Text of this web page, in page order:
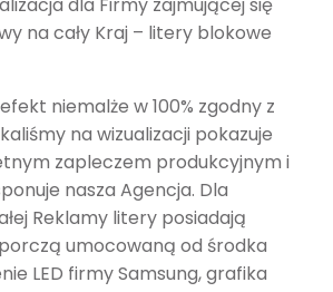
na cały Kraj – litery blokowe
niemalże w 100% zgodny z
na wizualizacji pokazuje
zapleczem produkcyjnym i
nasza Agencja. Dla
Reklamy litery posiadają
umocowaną od środka
LED firmy Samsung, grafika